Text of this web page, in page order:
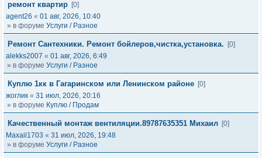
ремонт квартир [0]
agent26 « 01 авг, 2026, 10:40
» в форуме Услуги / Разное
Ремонт Сантехники. Ремонт бойлеров,чистка,установка.
[0]
alekks2007 « 01 авг, 2026, 6:49
» в форуме Услуги / Разное
Куплю 1кк в Гагаринском или Ленинском районе [0]
жоглик « 31 июл, 2026, 20:16
» в форуме Куплю / Продам
Качественный монтаж вентиляции.89787635351 Михаил [0]
Maxail1703 « 31 июл, 2026, 19:48
» в форуме Услуги / Разное